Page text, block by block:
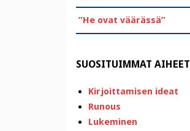
”He ovat väärässä”
SUOSITUIMMAT AIHEET
Kirjoittamisen ideat
Runous
Lukeminen